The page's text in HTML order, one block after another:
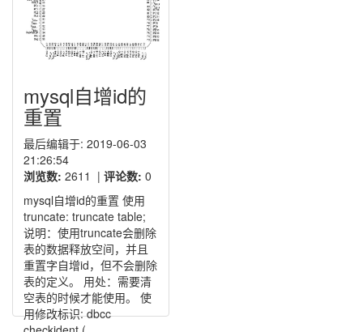
mysql自增id的
重置
最后编辑于: 2019-06-03
21:26:54
浏览数: 2611 | 评论数: 0
mysql自增id的重置 使用
truncate: truncate table;
说明：使用truncate会删除
表的数据释放空间，并且
重置字自增id，但不会删除
表的定义。 用处：需要清
空表的时候才能使用。 使
用修改标识: dbcc